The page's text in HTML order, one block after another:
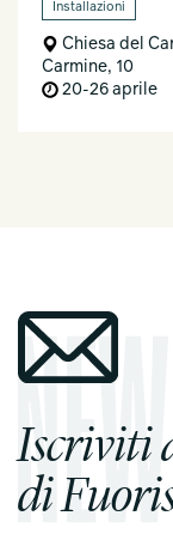
Installazioni
Chiesa del
Carmine, 10
20-26 aprile
Iscriviti
di